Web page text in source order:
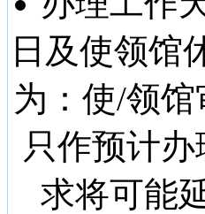
日及使领馆
为：使/领
只作预计
求将可能